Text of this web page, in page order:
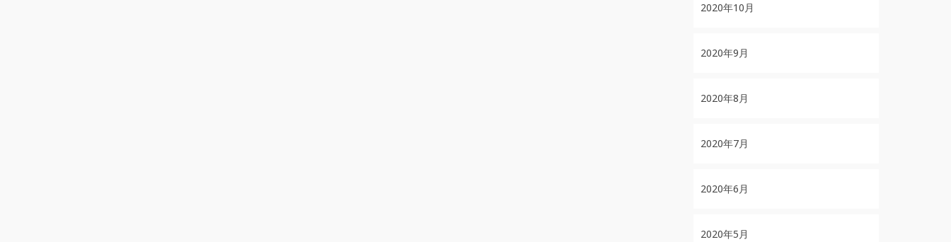
2020年10月
2020年9月
2020年8月
2020年7月
2020年6月
2020年5月